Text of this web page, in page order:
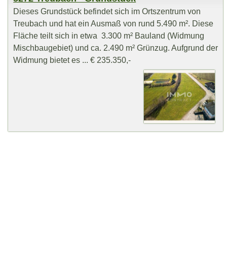
Dieses Grundstück befindet sich im Ortszentrum von
Treubach und hat ein Ausmaß von rund 5.490 m². Diese
Fläche teilt sich in etwa 3.300 m² Bauland (Widmung
Mischbaugebiet) und ca. 2.490 m² Grünzug. Aufgrund der
Widmung bietet es ... € 235.350,-